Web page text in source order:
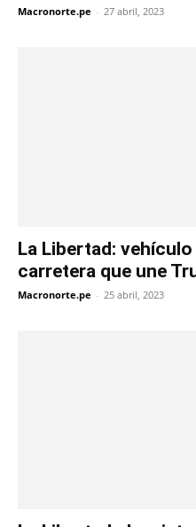
Macronorte.pe - 27 abril, 2023
La Libertad:
carretera que une
Macronorte.pe - 25 abril, 2023